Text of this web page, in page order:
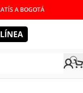
A BOGOTÁ
MEDIA CAÑA